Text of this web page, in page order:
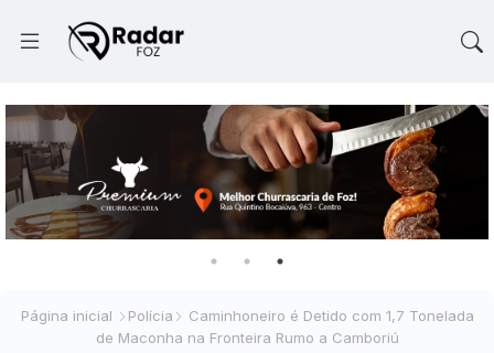
Página inicial Polícia
Caminhoneiro é Detido com 1,7 Tonelada
de Maconha na Fronteira Rumo a Camboriú